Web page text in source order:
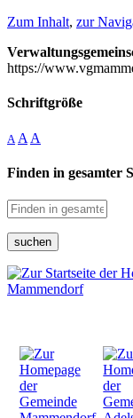
Zum Inhalt, zur
https://
Schriftgröße
A A A
Finden in gesamter
suchen